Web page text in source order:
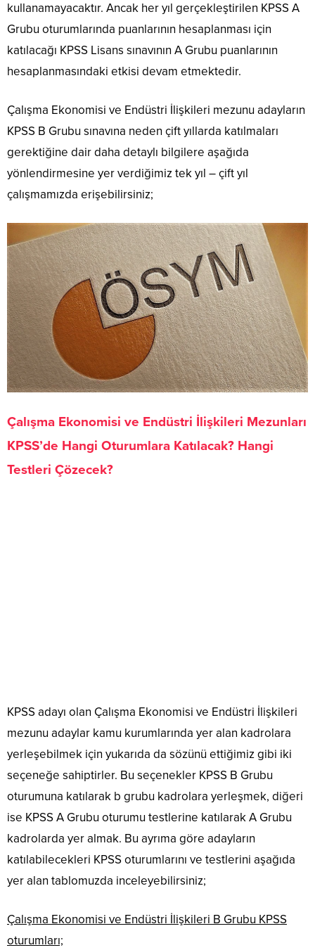
kullanamayacaktır. Ancak her yıl gerçekleştirilen KPSS A
Grubu oturumlarında puanlarının hesaplanması için
katılacağı KPSS Lisans sınavının A Grubu puanlarının
hesaplanmasındaki etkisi devam etmektedir.
Çalışma Ekonomisi ve Endüstri İlişkileri mezunu adayların
KPSS B Grubu sınavına neden çift yıllarda katılmaları
gerektiğine dair daha detaylı bilgilere aşağıda
yönlendirmesine yer verdiğimiz tek yıl – çift yıl
çalışmamızda erişebilirsiniz;
Çalışma Ekonomisi ve Endüstri İlişkileri Mezunları
KPSS’de Hangi Oturumlara Katılacak? Hangi
Testleri Çözecek?
KPSS adayı olan Çalışma Ekonomisi ve Endüstri İlişkileri
mezunu adaylar kamu kurumlarında yer alan kadrolara
yerleşebilmek için yukarıda da sözünü ettiğimiz gibi iki
seçeneğe sahiptirler. Bu seçenekler KPSS B Grubu
oturumuna katılarak b grubu kadrolara yerleşmek, diğeri
ise KPSS A Grubu oturumu testlerine katılarak A Grubu
kadrolarda yer almak. Bu ayrıma göre adayların
katılabilecekleri KPSS oturumlarını ve testlerini aşağıda
yer alan tablomuzda inceleyebilirsiniz;
Çalışma Ekonomisi ve Endüstri İlişkileri B Grubu KPSS
oturumları;